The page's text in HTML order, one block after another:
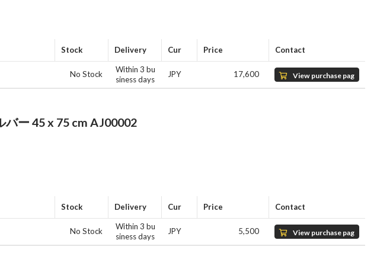
Stock Delivery Cur Price Contact
No Stock
Within 3 bu
siness days
JPY 17,600
View purchase pag
e
ー 45 x 75 cm AJ00002
Stock Delivery Cur Price Contact
No Stock
Within 3 bu
siness days
JPY 5,500
View purchase pag
e